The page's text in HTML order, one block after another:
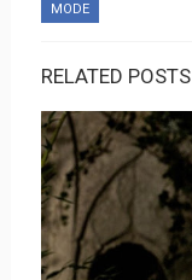
MODE
RELATED POSTS